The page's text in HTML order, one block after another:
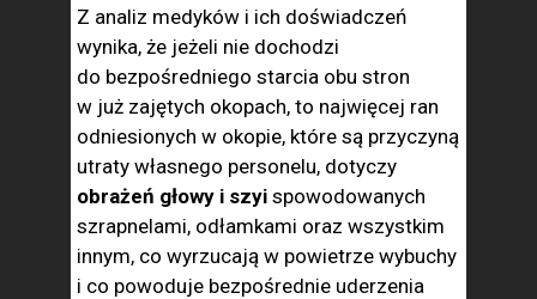
Z analiz medyków i ich doświadczeń
wynika, że jeżeli nie dochodzi
do bezpośredniego starcia obu stron
w już zajętych okopach, to najwięcej ran
odniesionych w okopie, które są przyczyną
utraty własnego personelu, dotyczy
obrażeń głowy i szyi spowodowanych
szrapnelami, odłamkami oraz wszystkim
innym, co wyrzucają w powietrze wybuchy
i co powoduje bezpośrednie uderzenia